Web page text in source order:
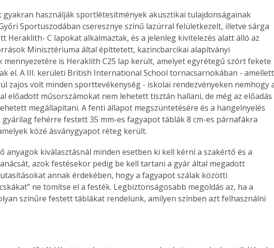
természet kincsei az
gyakran használják sportlétesítmények akusztikai tulajdonságainak
Sportuszodában cseresznye színű lazúrral felületkezelt, illetve sárga
Heraklith- C lapokat alkalmaztak, és a jelenleg kivitelezés alatt álló az
Minisztériuma által építtetett, kazincbarcikai alapítványi
mennyezetére is Heraklith C25 lap került, amelyet egyrétegű szórt fekete
el. A III. kerületi British International School tornacsarnokában -
zajos volt minden sporttevékenység - iskolai rendezvényeken nemhogy
előadott műsorszámokat nem lehetett tisztán hallani, de még az előadás
megállapítani. A fenti állapot megszüntetésére és a hangelnyelés
gyárilag fehérre festett 35 mm-es fagyapot táblák 8 cm-es párnafákra
közé ásványgyapot réteg került.
anyagok kiválasztásnál minden esetben ki kell kérni a szakértő és a
azok festésekor pedig be kell tartani a gyár által megadott
annak érdekében, hogy a fagyapot szálak közötti
ne tömítse el a festék. Legbiztonságosabb megoldás az, ha a
színűre festett táblákat rendelünk, amilyen színben azt felhasználni